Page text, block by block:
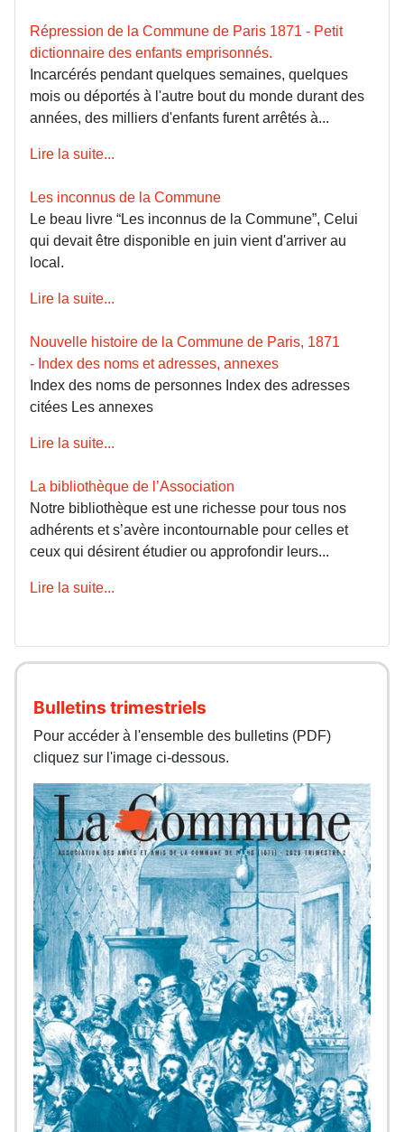
Répression de la Commune de Paris 1871 - Petit
dictionnaire des enfants emprisonnés.
Incarcérés pendant quelques semaines, quelques
mois ou déportés à l'autre bout du monde durant des
années, des milliers d'enfants furent arrêtés à...
Lire la suite...
Les inconnus de la Commune
Le beau livre “Les inconnus de la Commune”, Celui
qui devait être disponible en juin vient d'arriver au
local.
Lire la suite...
Nouvelle histoire de la Commune de Paris, 1871
- Index des noms et adresses, annexes
Index des noms de personnes Index des adresses
citées Les annexes
Lire la suite...
La bibliothèque de l’Association
Notre bibliothèque est une richesse pour tous nos
adhérents et s’avère incontournable pour celles et
ceux qui désirent étudier ou approfondir leurs...
Lire la suite...
Bulletins trimestriels
Pour accéder à l'ensemble des bulletins (PDF)
cliquez sur l'image ci-dessous.